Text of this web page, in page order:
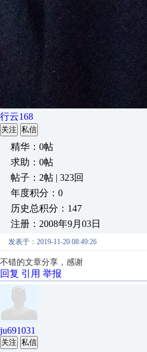
行云168
关注 私信
精华：0帖
求助：0帖
帖子：2帖 | 323回
年度积分：0
历史总积分：147
注册：2008年9月03日
发表于：2019-11-20 08:49:26
不错的文章分享，感谢
回复 引用 举报
ju691031
关注 私信